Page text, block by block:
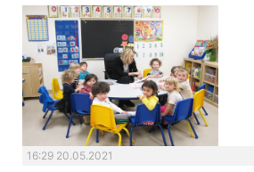
16:29 20.05.2021